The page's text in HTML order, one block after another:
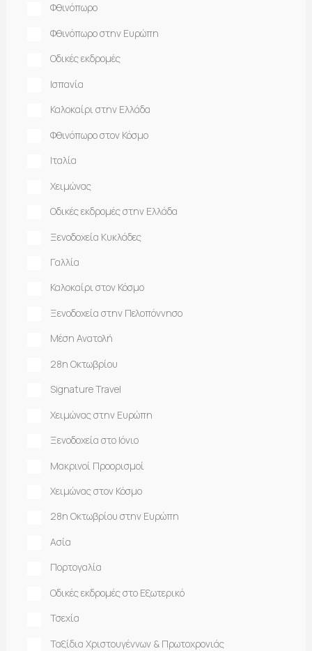
Φθινόπωρο
Φθινόπωρο στην Ευρώπη
Οδικές εκδρομές
Ισπανία
Καλοκαίρι στην Ελλάδα
Φθινόπωρο στον Κόσμο
Ιταλία
Χειμώνας
Οδικές εκδρομές στην Ελλάδα
Ξενοδοχεία Κυκλάδες
Γαλλία
Καλοκαίρι στον Κόσμο
Ξενοδοχεία στην Πελοπόννησο
Μέση Ανατολή
28η Οκτωβρίου
Signature Travel
Χειμώνας στην Ευρώπη
Ξενοδοχεία στο Ιόνιο
Μακρινοί Προορισμοί
Χειμώνας στον Κόσμο
28η Οκτωβρίου στην Ευρώπη
Ασία
Πορτογαλία
Οδικές εκδρομές στο Εξωτερικό
Τσεχία
Ταξίδια Χριστουγέννων & Πρωτοχρονιάς